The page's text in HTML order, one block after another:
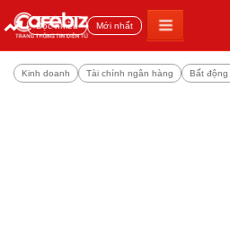
Đọc nhiều Mới nhất
Kinh doanh Tài chính ngân hàng Bất động